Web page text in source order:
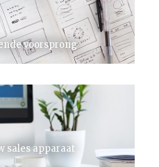
voorsprong
sales apparaat